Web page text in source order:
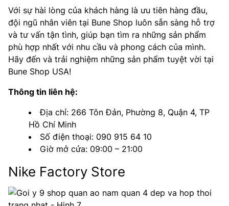
Với sự hài lòng của khách hàng là ưu tiên hàng đầu,
đội ngũ nhân viên tại Bune Shop luôn sẵn sàng hỗ trợ
và tư vấn tận tình, giúp bạn tìm ra những sản phẩm
phù hợp nhất với nhu cầu và phong cách của mình.
Hãy đến và trải nghiệm những sản phẩm tuyệt vời tại
Bune Shop USA!
Thông tin liên hệ:
Địa chỉ: 266 Tôn Đản, Phường 8, Quận 4, TP
Hồ Chí Minh
Số điện thoại: 090 915 64 10
Giờ mở cửa: 09:00 – 21:00
Nike Factory Store